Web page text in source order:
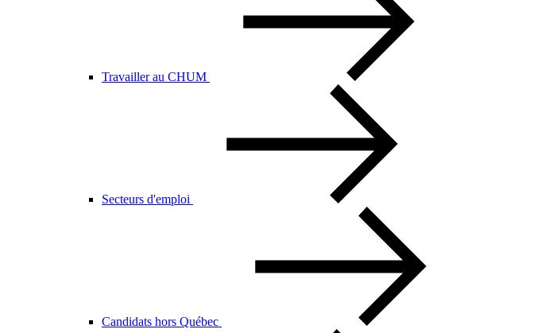
Travailler au CHUM
Secteurs d'emploi
Candidats hors Québec